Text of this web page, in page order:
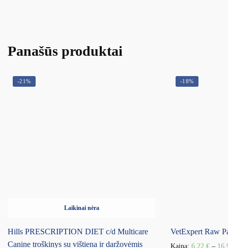
Panašūs produktai
-21%
Laikinai nėra
Hills PRESCRIPTION DIET c/d Multicare
Canine troškinys su vištiena ir daržovėmis
-18%
VetExpert Raw
Kaina: 6.22 € –